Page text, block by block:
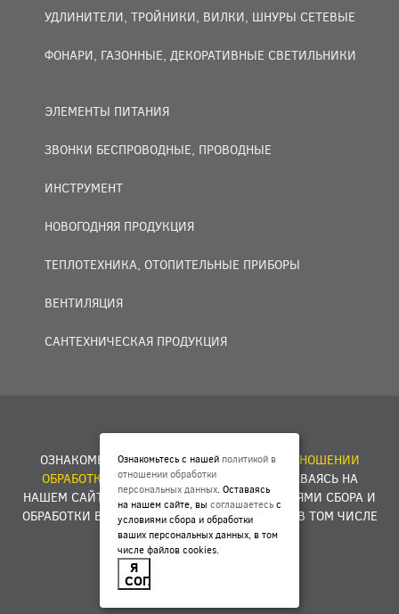
УДЛИНИТЕЛИ, ТРОЙНИКИ, ВИЛКИ, ШНУРЫ СЕТЕВЫЕ
ФОНАРИ, ГАЗОННЫЕ, ДЕКОРАТИВНЫЕ СВЕТИЛЬНИКИ
ЭЛЕМЕНТЫ ПИТАНИЯ
ЗВОНКИ БЕСПРОВОДНЫЕ, ПРОВОДНЫЕ
ИНСТРУМЕНТ
НОВОГОДНЯЯ ПРОДУКЦИЯ
ТЕПЛОТЕХНИКА, ОТОПИТЕЛЬНЫЕ ПРИБОРЫ
ВЕНТИЛЯЦИЯ
САНТЕХНИЧЕСКАЯ ПРОДУКЦИЯ
ОЗНАКОМЬТЕСЬ С НАШЕЙПОЛИТИКОЙ В ОТНОШЕНИИ
ОБРАБОТКИ ПЕРСОНАЛЬНЫХ ДАННЫХ
. ОСТАВАЯСЬ НА
НАШЕМ САЙТЕ, ВЫСОГЛАШАЕТЕСЬС УСЛОВИЯМИ СБОРА И
ОБРАБОТКИ ВАШИХ ПЕРСОНАЛЬНЫХ ДАННЫХ, В ТОМ ЧИСЛЕ
ФАЙЛОВ COOKIES.
Разработка сайта -
Ознакомьтесь с нашей политикой в
отношении обработки
персональных данных. Оставаясь
на нашем сайте, вы соглашаетесь с
условиями сбора и обработки
ваших персональных данных, в том
числе файлов cookies.
Я
СОГЛАСЕН